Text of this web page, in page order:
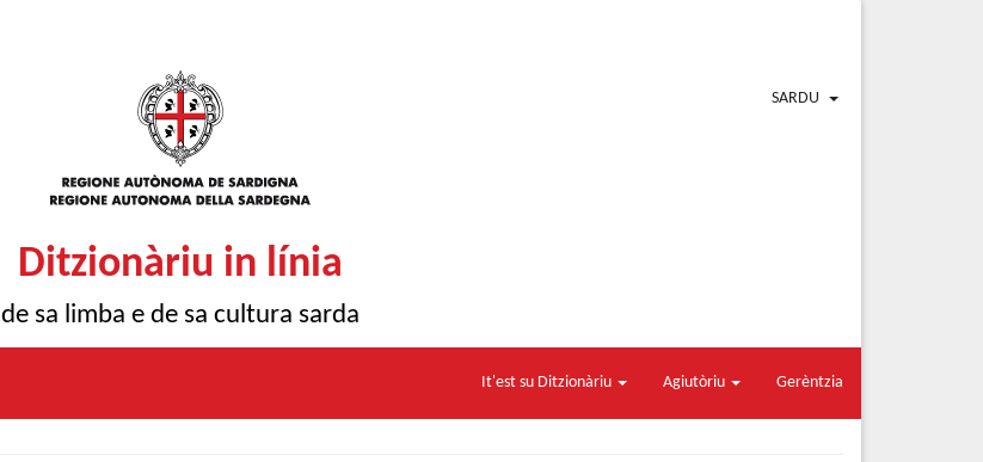
SARDU
Ditzionàriu in línia
de sa limba e de sa cultura sarda
It'est su Ditzionàriu Agiutòriu Gerèntzia